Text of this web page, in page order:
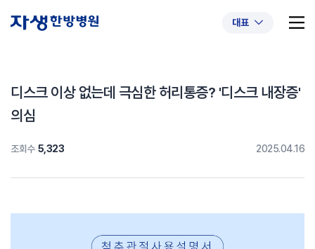
대표
#목디스크
#추나요법
디스크 이상 없는데 극심한 허리통증? '디스크 내장증'
의심
조회수 5,323 2025.04.16